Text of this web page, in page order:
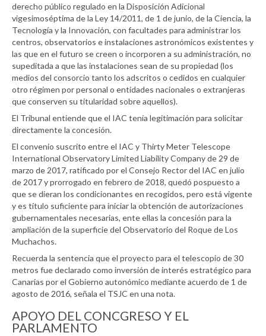
derecho público regulado en la Disposición Adicional
vigesimoséptima de la Ley 14/2011, de 1 de junio, de la Ciencia, la
Tecnología y la Innovación, con facultades para administrar los
centros, observatorios e instalaciones astronómicos existentes y
las que en el futuro se creen o incorporen a su administración, no
supeditada a que las instalaciones sean de su propiedad (los
medios del consorcio tanto los adscritos o cedidos en cualquier
otro régimen por personal o entidades nacionales o extranjeras
que conserven su titularidad sobre aquellos).
El Tribunal entiende que el IAC tenía legitimación para solicitar
directamente la concesión.
El convenio suscrito entre el IAC y Thirty Meter Telescope
International Observatory Limited Liability Company de 29 de
marzo de 2017, ratificado por el Consejo Rector del IAC en julio
de 2017 y prorrogado en febrero de 2018, quedó pospuesto a
que se dieran los condicionantes en recogidos, pero está vigente
y es título suficiente para iniciar la obtención de autorizaciones
gubernamentales necesarias, ente ellas la concesión para la
ampliación de la superficie del Observatorio del Roque de Los
Muchachos.
Recuerda la sentencia que el proyecto para el telescopio de 30
metros fue declarado como inversión de interés estratégico para
Canarias por el Gobierno autonómico mediante acuerdo de 1 de
agosto de 2016, señala el TSJC en una nota.
APOYO DEL CONCGRESO Y EL
PARLAMENTO